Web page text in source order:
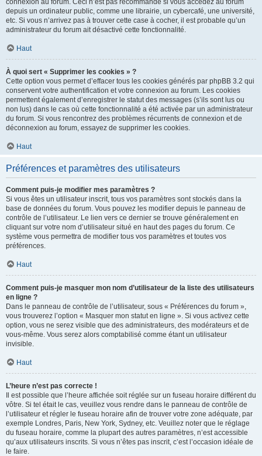
connexion au forum. Ceci n’est pas recommandé si vous accédez au forum
depuis un ordinateur public, comme une librairie, un cybercafé, une université,
etc. Si vous n’arrivez pas à trouver cette case à cocher, il est probable qu’un
administrateur du forum ait désactivé cette fonctionnalité.
Haut
À quoi sert « Supprimer les cookies » ?
Cette option vous permet d’effacer tous les cookies générés par phpBB 3.2 qui
conservent votre authentification et votre connexion au forum. Les cookies
permettent également d’enregistrer le statut des messages (s’ils sont lus ou
non lus) dans le cas où cette fonctionnalité a été activée par un administrateur
du forum. Si vous rencontrez des problèmes récurrents de connexion et de
déconnexion au forum, essayez de supprimer les cookies.
Haut
Préférences et paramètres des utilisateurs
Comment puis-je modifier mes paramètres ?
Si vous êtes un utilisateur inscrit, tous vos paramètres sont stockés dans la
base de données du forum. Vous pouvez les modifier depuis le panneau de
contrôle de l’utilisateur. Le lien vers ce dernier se trouve généralement en
cliquant sur votre nom d’utilisateur situé en haut des pages du forum. Ce
système vous permettra de modifier tous vos paramètres et toutes vos
préférences.
Haut
Comment puis-je masquer mon nom d’utilisateur de la liste des utilisateurs
en ligne ?
Dans le panneau de contrôle de l’utilisateur, sous « Préférences du forum »,
vous trouverez l’option « Masquer mon statut en ligne ». Si vous activez cette
option, vous ne serez visible que des administrateurs, des modérateurs et de
vous-même. Vous serez alors comptabilisé comme étant un utilisateur
invisible.
Haut
L’heure n’est pas correcte !
Il est possible que l’heure affichée soit réglée sur un fuseau horaire différent du
vôtre. Si tel était le cas, veuillez vous rendre dans le panneau de contrôle de
l’utilisateur et régler le fuseau horaire afin de trouver votre zone adéquate, par
exemple Londres, Paris, New York, Sydney, etc. Veuillez noter que le réglage
du fuseau horaire, comme la plupart des autres paramètres, n’est accessible
qu’aux utilisateurs inscrits. Si vous n’êtes pas inscrit, c’est l’occasion idéale de
le faire.